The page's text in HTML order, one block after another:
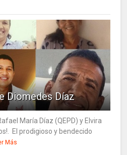
Diomedes Díaz
María Díaz (QEPD) y Elvira
El prodigioso y bendecido
Más